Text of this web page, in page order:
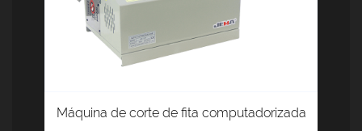
Máquina de corte de fita computadorizada